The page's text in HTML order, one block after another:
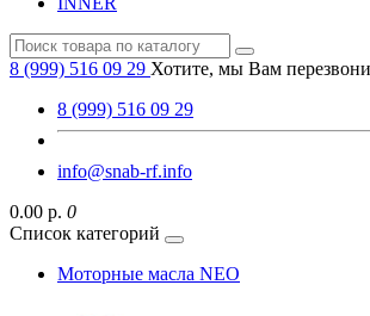
8 (999) 516 09 29 Хотите, мы Вам
8 (999) 516 09 29
info@snab-rf.info
0.00 р. 0
Список категорий
Моторные масла NEO